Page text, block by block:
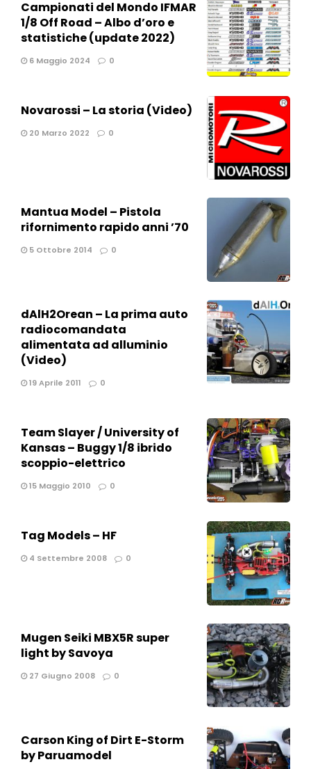
Campionati del Mondo IFMAR
1/8 Off Road – Albo d’oro e
statistiche (update 2022)
6 Maggio 2024 0
Novarossi – La storia (Video)
20 Marzo 2022 0
Mantua Model – Pistola
rifornimento rapido anni ’70
5 Ottobre 2014 0
dAlH2Orean – La prima auto
radiocomandata
alimentata ad alluminio
(Video)
19 Aprile 2011 0
Team Slayer / University of
Kansas – Buggy 1/8 ibrido
scoppio-elettrico
15 Maggio 2010 0
Tag Models – HF
4 Settembre 2008 0
Mugen Seiki MBX5R super
light by Savoya
27 Giugno 2008 0
Carson King of Dirt E-Storm
by Paruamodel